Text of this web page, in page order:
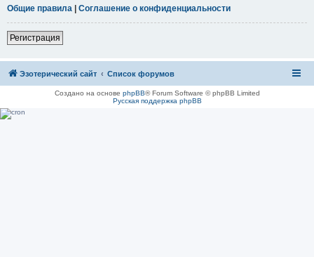
Общие правила | Соглашение о конфиденциальности
Регистрация
Эзотерический сайт Список форумов
Создано на основе phpBB® Forum Software © phpBB Limited
Русская поддержка phpBB